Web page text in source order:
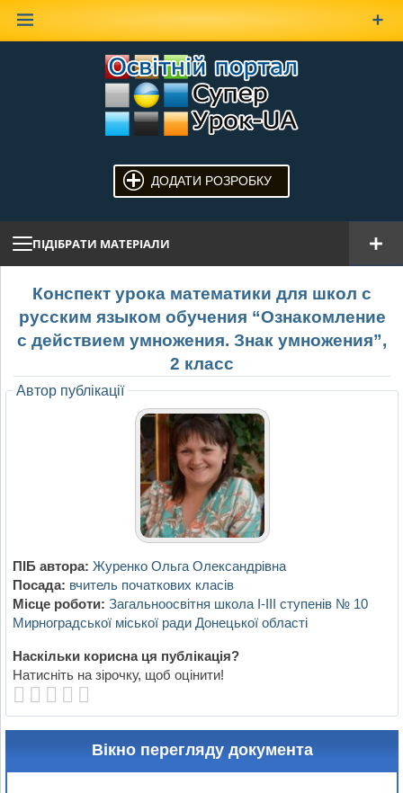
ДОДАТИ РОЗРОБКУ
ПІДІБРАТИ МАТЕРІАЛИ
Конспект урока математики для школ с
русским языком обучения “Ознакомление
с действием умножения. Знак умножения”,
2 класс
Автор публікації
ПІБ автора: Журенко Ольга Олександрівна
Посада: вчитель початкових класів
Місце роботи: Загальноосвітня школа І-ІІІ ступенів № 10
Мирноградської міської ради Донецької області
Наскільки корисна ця публікація?
Натисніть на зірочку, щоб оцінити!
Вікно перегляду документа